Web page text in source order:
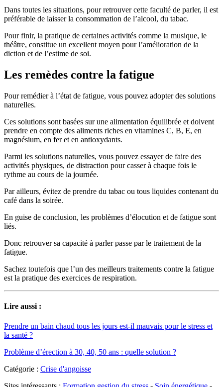
Dans toutes les situations, pour retrouver cette faculté de parler, il est
préférable de laisser la consommation de l’alcool, du tabac.
Pour finir, la pratique de certaines activités comme la musique, le
théâtre, constitue un excellent moyen pour l’amélioration de la
diction et de l’estime de soi.
Les remèdes contre la fatigue
Pour remédier à l’état de fatigue, vous pouvez adopter des solutions
naturelles.
Ces solutions sont basées sur une alimentation équilibrée et doivent
prendre en compte des aliments riches en vitamines C, B, E, en
magnésium, en fer et en antioxydants.
Parmi les solutions naturelles, vous pouvez essayer de faire des
activités physiques, de distraction pour casser à chaque fois le
rythme au cours de la journée.
Par ailleurs, évitez de prendre du tabac ou tous liquides contenant du
café dans la soirée.
En guise de conclusion, les problèmes d’élocution et de fatigue sont
liés.
Donc retrouver sa capacité à parler passe par le traitement de la
fatigue.
Sachez toutefois que l’un des meilleurs traitements contre la fatigue
est la pratique des exercices de respiration.
Lire aussi :
Prendre un bain chaud tous les jours est-il mauvais pour le stress et
la santé ?
Problème d’érection à 30, 40, 50 ans : quelle solution ?
Catégorie : Crise d'angoisse